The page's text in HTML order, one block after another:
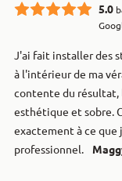
5.0
J'ai fait installer des
à l'intérieur de ma
contente du résultat,
esthétique et sobre.
exactement à ce que
professionnel.